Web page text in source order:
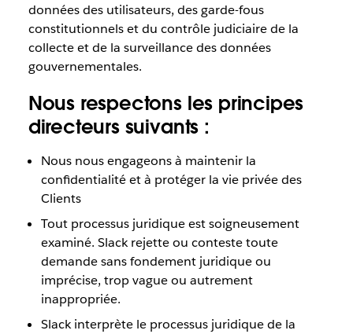
données des utilisateurs, des garde-fous
constitutionnels et du contrôle judiciaire de la
collecte et de la surveillance des données
gouvernementales.
Nous respectons les principes
directeurs suivants :
Nous nous engageons à maintenir la
confidentialité et à protéger la vie privée des
Clients
Tout processus juridique est soigneusement
examiné. Slack rejette ou conteste toute
demande sans fondement juridique ou
imprécise, trop vague ou autrement
inappropriée.
Slack interprète le processus juridique de la